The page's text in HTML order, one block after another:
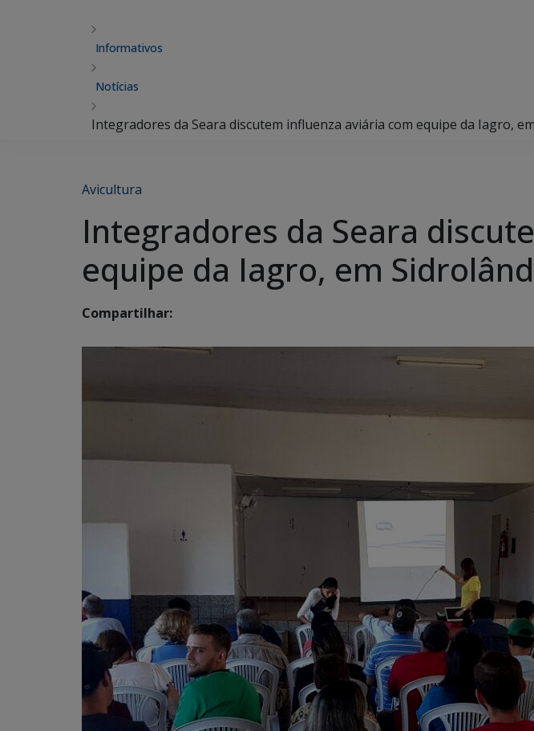
Informativos
Notícias
Integradores da Seara discutem influenza aviária com equipe da Iagro,
Avicultura
Integradores da Seara
equipe da Iagro, em
Compartilhar: